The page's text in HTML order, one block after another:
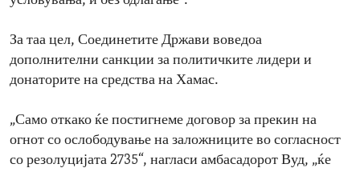
За таа цел, Соединетите Држави воведоа
дополнителни санкции за политичките лидери и
донаторите на средства на Хамас.
„Само откако ќе постигнеме договор за прекин на
огнот со ослободување на заложниците во согласност
со резолуцијата 2735“, нагласи амбасадорот Вуд, „ќе